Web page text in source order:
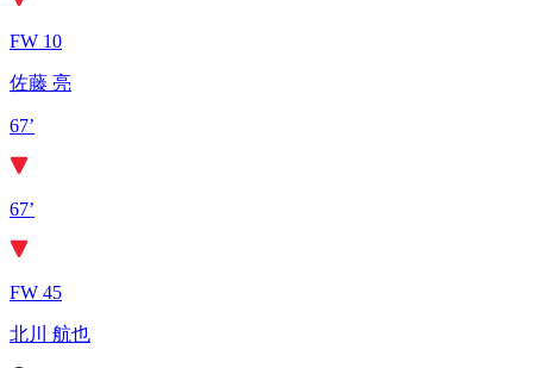
FW 10
佐藤 亮
67’
67’
FW 45
北川 航也